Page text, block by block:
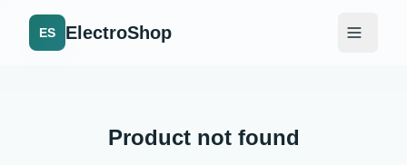
ES ElectroShop
Product not found